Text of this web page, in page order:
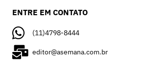
ENTRE EM CONTATO
(11)4798-8444
editor@asemana.com.br